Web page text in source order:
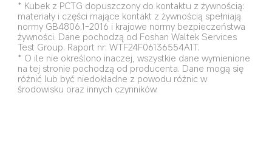
* Kubek z PCTG dopuszczony do kontaktu z żywnością:
materiały i części mające kontakt z żywnością spełniają
normy GB4806.1-2016 i krajowe normy bezpieczeństwa
żywności. Dane pochodzą od Foshan Waltek Services
Test Group. Raport nr: WTF24F06136554A1T.
* O ile nie określono inaczej, wszystkie dane wymienione
na tej stronie pochodzą od producenta. Dane mogą się
różnić lub być niedokładne z powodu różnic w
środowisku oraz innych czynników.